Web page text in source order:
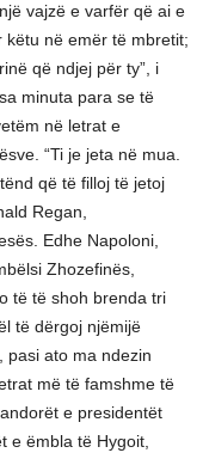
vajzë e varfër që ai e
këtu në emër të mbretit;
që ndjej për ty”, i
minuta para se të
në letrat e
“Ti je jeta në mua.
që të filloj të jetoj
Regan,
Edhe Napoloni,
Zhozefinës,
të të shoh brenda tri
të dërgoj njëmijë
pasi ato ma ndezin
më të famshme të
e presidentët
e ëmbla të Hygoit,